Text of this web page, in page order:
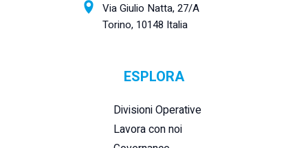
Via Giulio Natta, 27/A
Torino, 10148 Italia
ESPLORA
Divisioni Operative
Lavora con noi